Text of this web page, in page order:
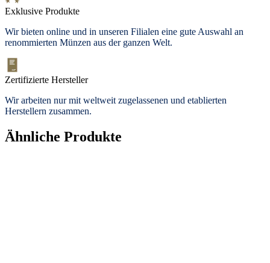
Exklusive Produkte
Wir bieten online und in unseren Filialen eine gute Auswahl an
renommierten Münzen aus der ganzen Welt.
Zertifizierte Hersteller
Wir arbeiten nur mit weltweit zugelassenen und etablierten
Herstellern zusammen.
Ähnliche Produkte